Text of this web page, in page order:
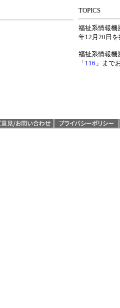
TOPICS
福祉系情報機
年12月20日
福祉系情報機
「 116 」まで